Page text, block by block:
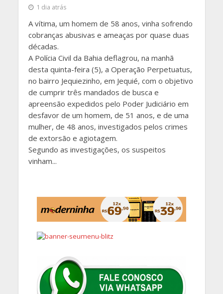
1 dia atrás
A vítima, um homem de 58 anos, vinha sofrendo
cobranças abusivas e ameaças por quase duas
décadas.
A Polícia Civil da Bahia deflagrou, na manhã
desta quinta-feira (5), a Operação Perpetuatus,
no bairro Jequiezinho, em Jequié, com o objetivo
de cumprir três mandados de busca e
apreensão expedidos pelo Poder Judiciário em
desfavor de um homem, de 51 anos, e de uma
mulher, de 48 anos, investigados pelos crimes
de extorsão e agiotagem.
Segundo as investigações, os suspeitos
vinham...